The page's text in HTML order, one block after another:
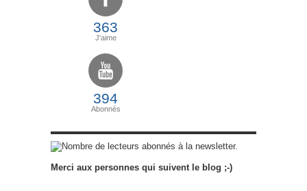
363
J'aime
394
Abonnés
abonnés à la newsletter.
Merci aux personnes qui suivent le blog ;-)